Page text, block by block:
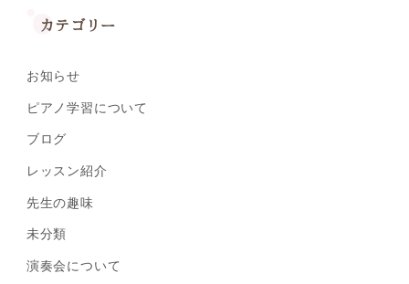
カテゴリー
お知らせ
ピアノ学習について
ブログ
レッスン紹介
先生の趣味
未分類
演奏会について